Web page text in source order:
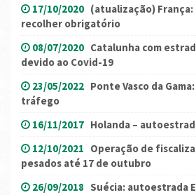
17/10/2020 (atualização)
recolher obrigatório
08/07/2020 Catalunha com
devido ao Covid-19
23/05/2022 Ponte Vasco da
tráfego
16/11/2017 Holanda –
12/10/2021 Operação de
pesados até 17 de outubro
26/09/2018 Suécia: autoestrada